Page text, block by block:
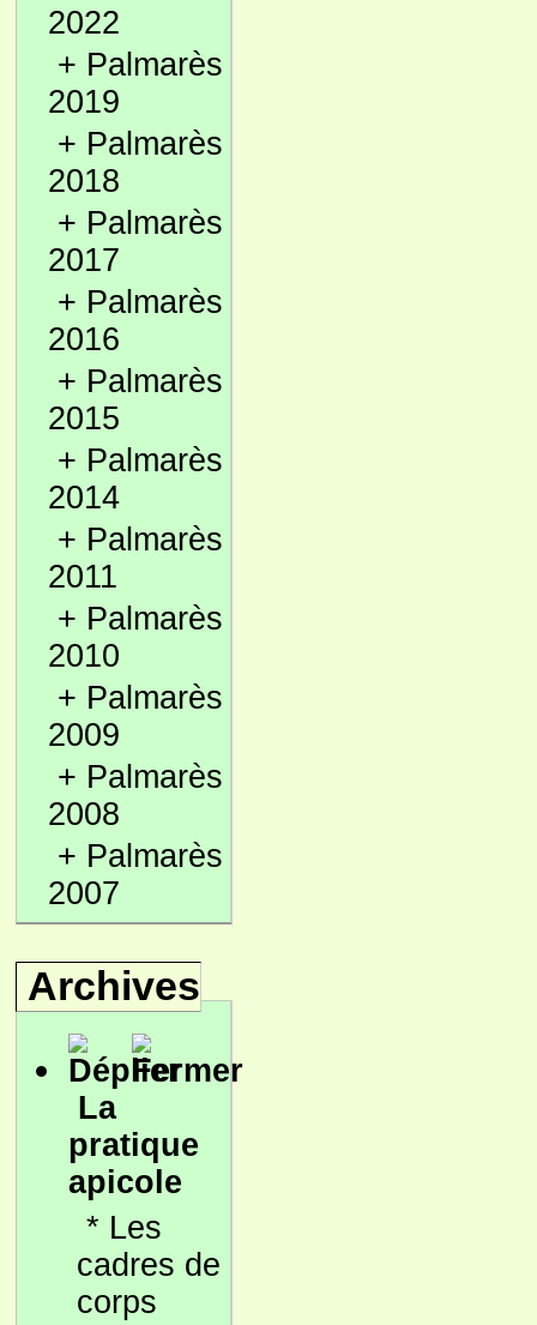
2022
+ Palmarès
2019
+ Palmarès
2018
+ Palmarès
2017
+ Palmarès
2016
+ Palmarès
2015
+ Palmarès
2014
+ Palmarès
2011
+ Palmarès
2010
+ Palmarès
2009
+ Palmarès
2008
+ Palmarès
2007
Archives
La
pratique
apicole
* Les
cadres de
corps